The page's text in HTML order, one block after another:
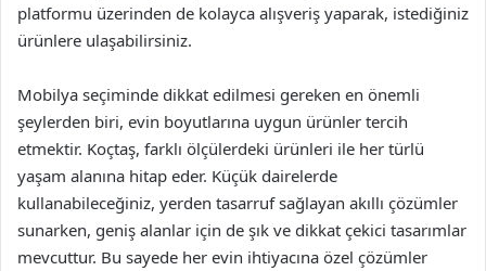
platformu üzerinden de kolayca alışveriş yaparak, istediğiniz
ürünlere ulaşabilirsiniz.
Mobilya seçiminde dikkat edilmesi gereken en önemli
şeylerden biri, evin boyutlarına uygun ürünler tercih
etmektir. Koçtaş, farklı ölçülerdeki ürünleri ile her türlü
yaşam alanına hitap eder. Küçük dairelerde
kullanabileceğiniz, yerden tasarruf sağlayan akıllı çözümler
sunarken, geniş alanlar için de şık ve dikkat çekici tasarımlar
mevcuttur. Bu sayede her evin ihtiyacına özel çözümler